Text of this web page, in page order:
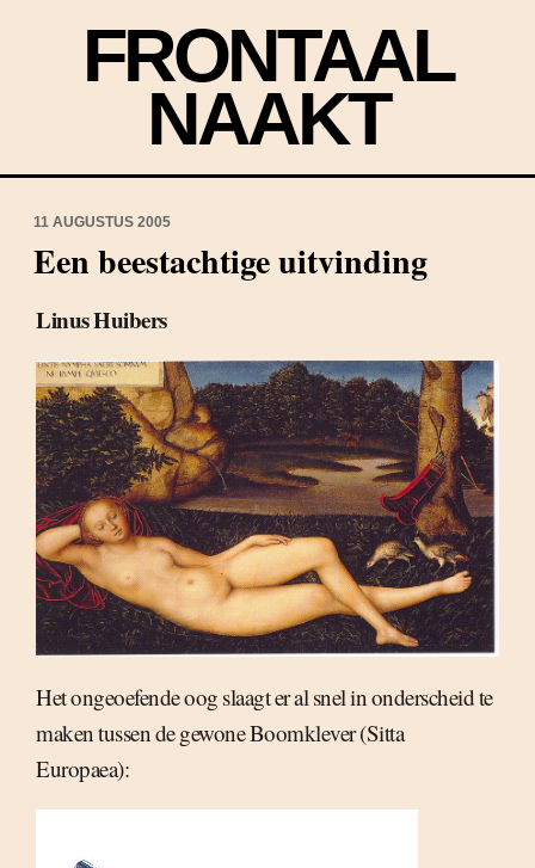
FRONTAAL
NAAKT
11 AUGUSTUS 2005
Een beestachtige uitvinding
Linus Huibers
Het ongeoefende oog slaagt er al snel in onderscheid te
maken tussen de gewone Boomklever (Sitta
Europaea):